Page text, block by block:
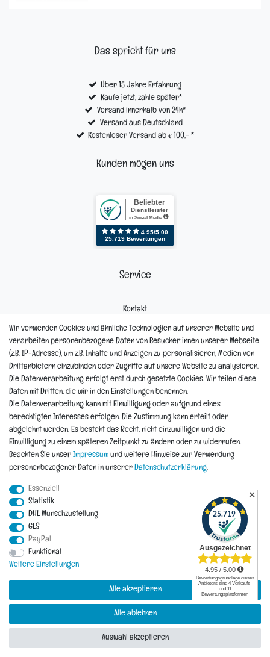
Das spricht für uns
Über 15 Jahre Erfahrung
Kaufe jetzt, zahle später*
Versand innerhalb von 24h*
Versand aus Deutschland
Kostenloser Versand ab € 100,- *
Kunden mögen uns
Service
Kontakt
Reklamation
Informationen
Hinweis zur Entsorgung von Altbaterien
*Teil-Widerruf
Impressum Daten­schutz­erklärung Widerrufs­recht
© Copyright 2026 | Alle Rechte vorbehalten.
Wir verwenden Cookies und ähnliche Technologien auf unserer Website und
verarbeiten personenbezogene Daten von Besucher:innen unserer Webseite
(z.B. IP-Adresse), um z.B. Inhalte und Anzeigen zu personalisieren, Medien von
Drittanbietern einzubinden oder Zugriffe auf unsere Website zu analysieren.
Die Datenverarbeitung erfolgt erst durch gesetzte Cookies. Wir teilen diese
Daten mit Dritten, die wir in den Einstellungen benennen.
Die Datenverarbeitung kann mit Einwilligung oder aufgrund eines
berechtigten Interesses erfolgen. Die Zustimmung kann erteilt oder
abgelehnt werden. Es besteht das Recht, nicht einzuwilligen und die
Einwilligung zu einem späteren Zeitpunkt zu ändern oder zu widerrufen.
Beachten Sie unser Impressum und weitere Hinweise zur Verwendung
personenbezogener Daten in unserer Daten­schutz­erklärung.
Essenziell
Statistik
DHL Wunschzustellung
GLS
PayPal
Funktional
Weitere Einstellungen
Alle akzeptieren
Alle ablehnen
Auswahl akzeptieren
✕